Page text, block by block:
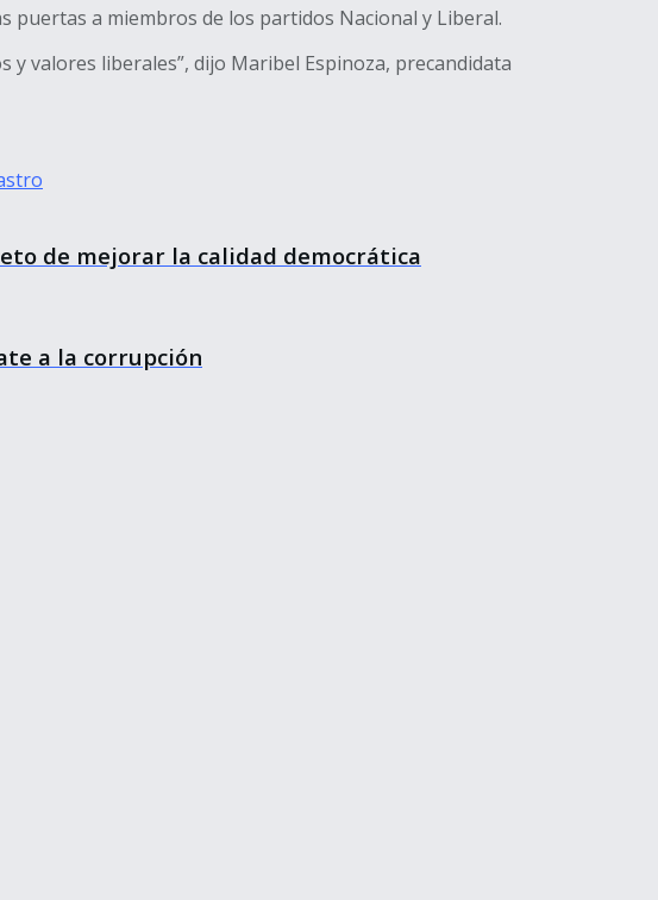
puertas a miembros de los partidos Nacional y Liberal.
valores liberales”, dijo Maribel Espinoza, precandidata
de mejorar la calidad democrática
a la corrupción